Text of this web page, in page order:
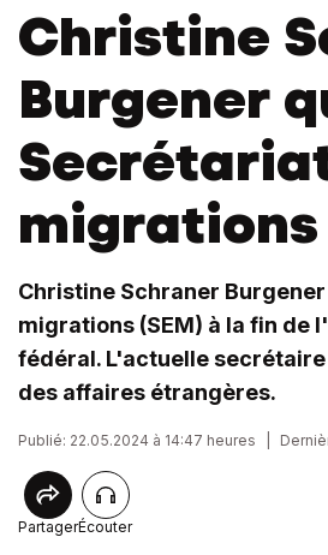
Christine
Burgener
migrations
Christine Schraner
migrations (SEM) à la fin de
fédéral. L'actuelle
des affaires étrangères.
Publié: 22.05.2024 à 14:47 heures
PartagerÉcouter